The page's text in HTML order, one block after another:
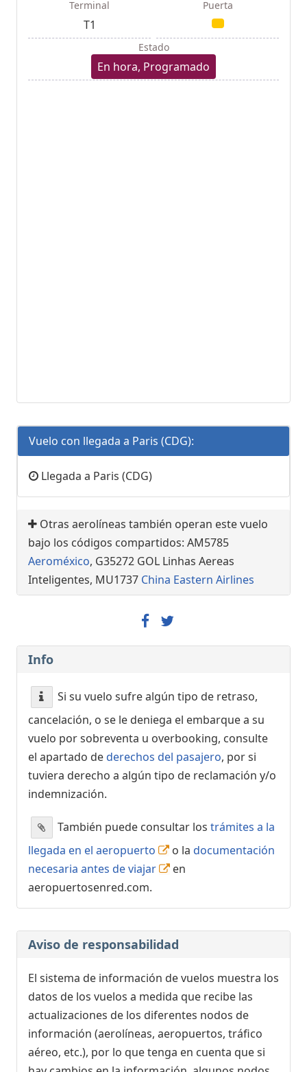
Terminal
T1
Puerta
Estado
En hora, Programado
Vuelo con llegada a Paris (CDG):
Llegada a Paris (CDG)
Otras aerolíneas también operan este vuelo
bajo los códigos compartidos: AM5785
Aeroméxico, G35272 GOL Linhas Aereas
Inteligentes, MU1737 China Eastern Airlines
Info
Si su vuelo sufre algún tipo de retraso,
cancelación, o se le deniega el embarque a su
vuelo por sobreventa u overbooking, consulte
el apartado dederechos del pasajero, por si
tuviera derecho a algún tipo de reclamación y/o
indemnización.
También puede consultar los trámites a la
llegada en el aeropuerto
o la documentación
necesaria antes de viajar
en
aeropuertosenred.com.
Aviso de responsabilidad
El sistema de información de vuelos muestra los
datos de los vuelos a medida que recibe las
actualizaciones de los diferentes nodos de
información (aerolíneas, aeropuertos, tráfico
aéreo, etc.), por lo que tenga en cuenta que si